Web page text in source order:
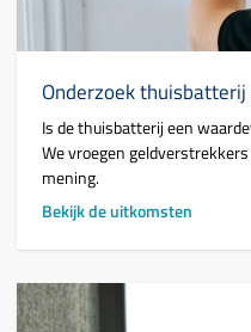
Onderzoek
Is de thuisbatterij een
We vroegen
mening.
Bekijk de uitkomsten